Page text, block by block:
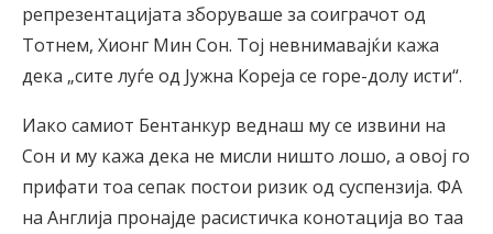
репрезентацијата зборуваше за соиграчот од
Тотнем, Хионг Мин Сон. Тој невнимавајќи кажа
дека „сите луѓе од Јужна Кореја се горе-долу исти“.
Иако самиот Бентанкур веднаш му се извини на
Сон и му кажа дека не мисли ништо лошо, а овој го
прифати тоа сепак постои ризик од суспензија. ФА
на Англија пронајде расистичка конотација во таа